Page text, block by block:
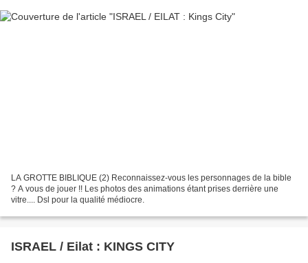
LA GROTTE BIBLIQUE (2) Reconnaissez-vous les personnages de la bible
? A vous de jouer !! Les photos des animations étant prises derrière une
vitre.... Dsl pour la qualité médiocre.
ISRAEL / Eilat : KINGS CITY